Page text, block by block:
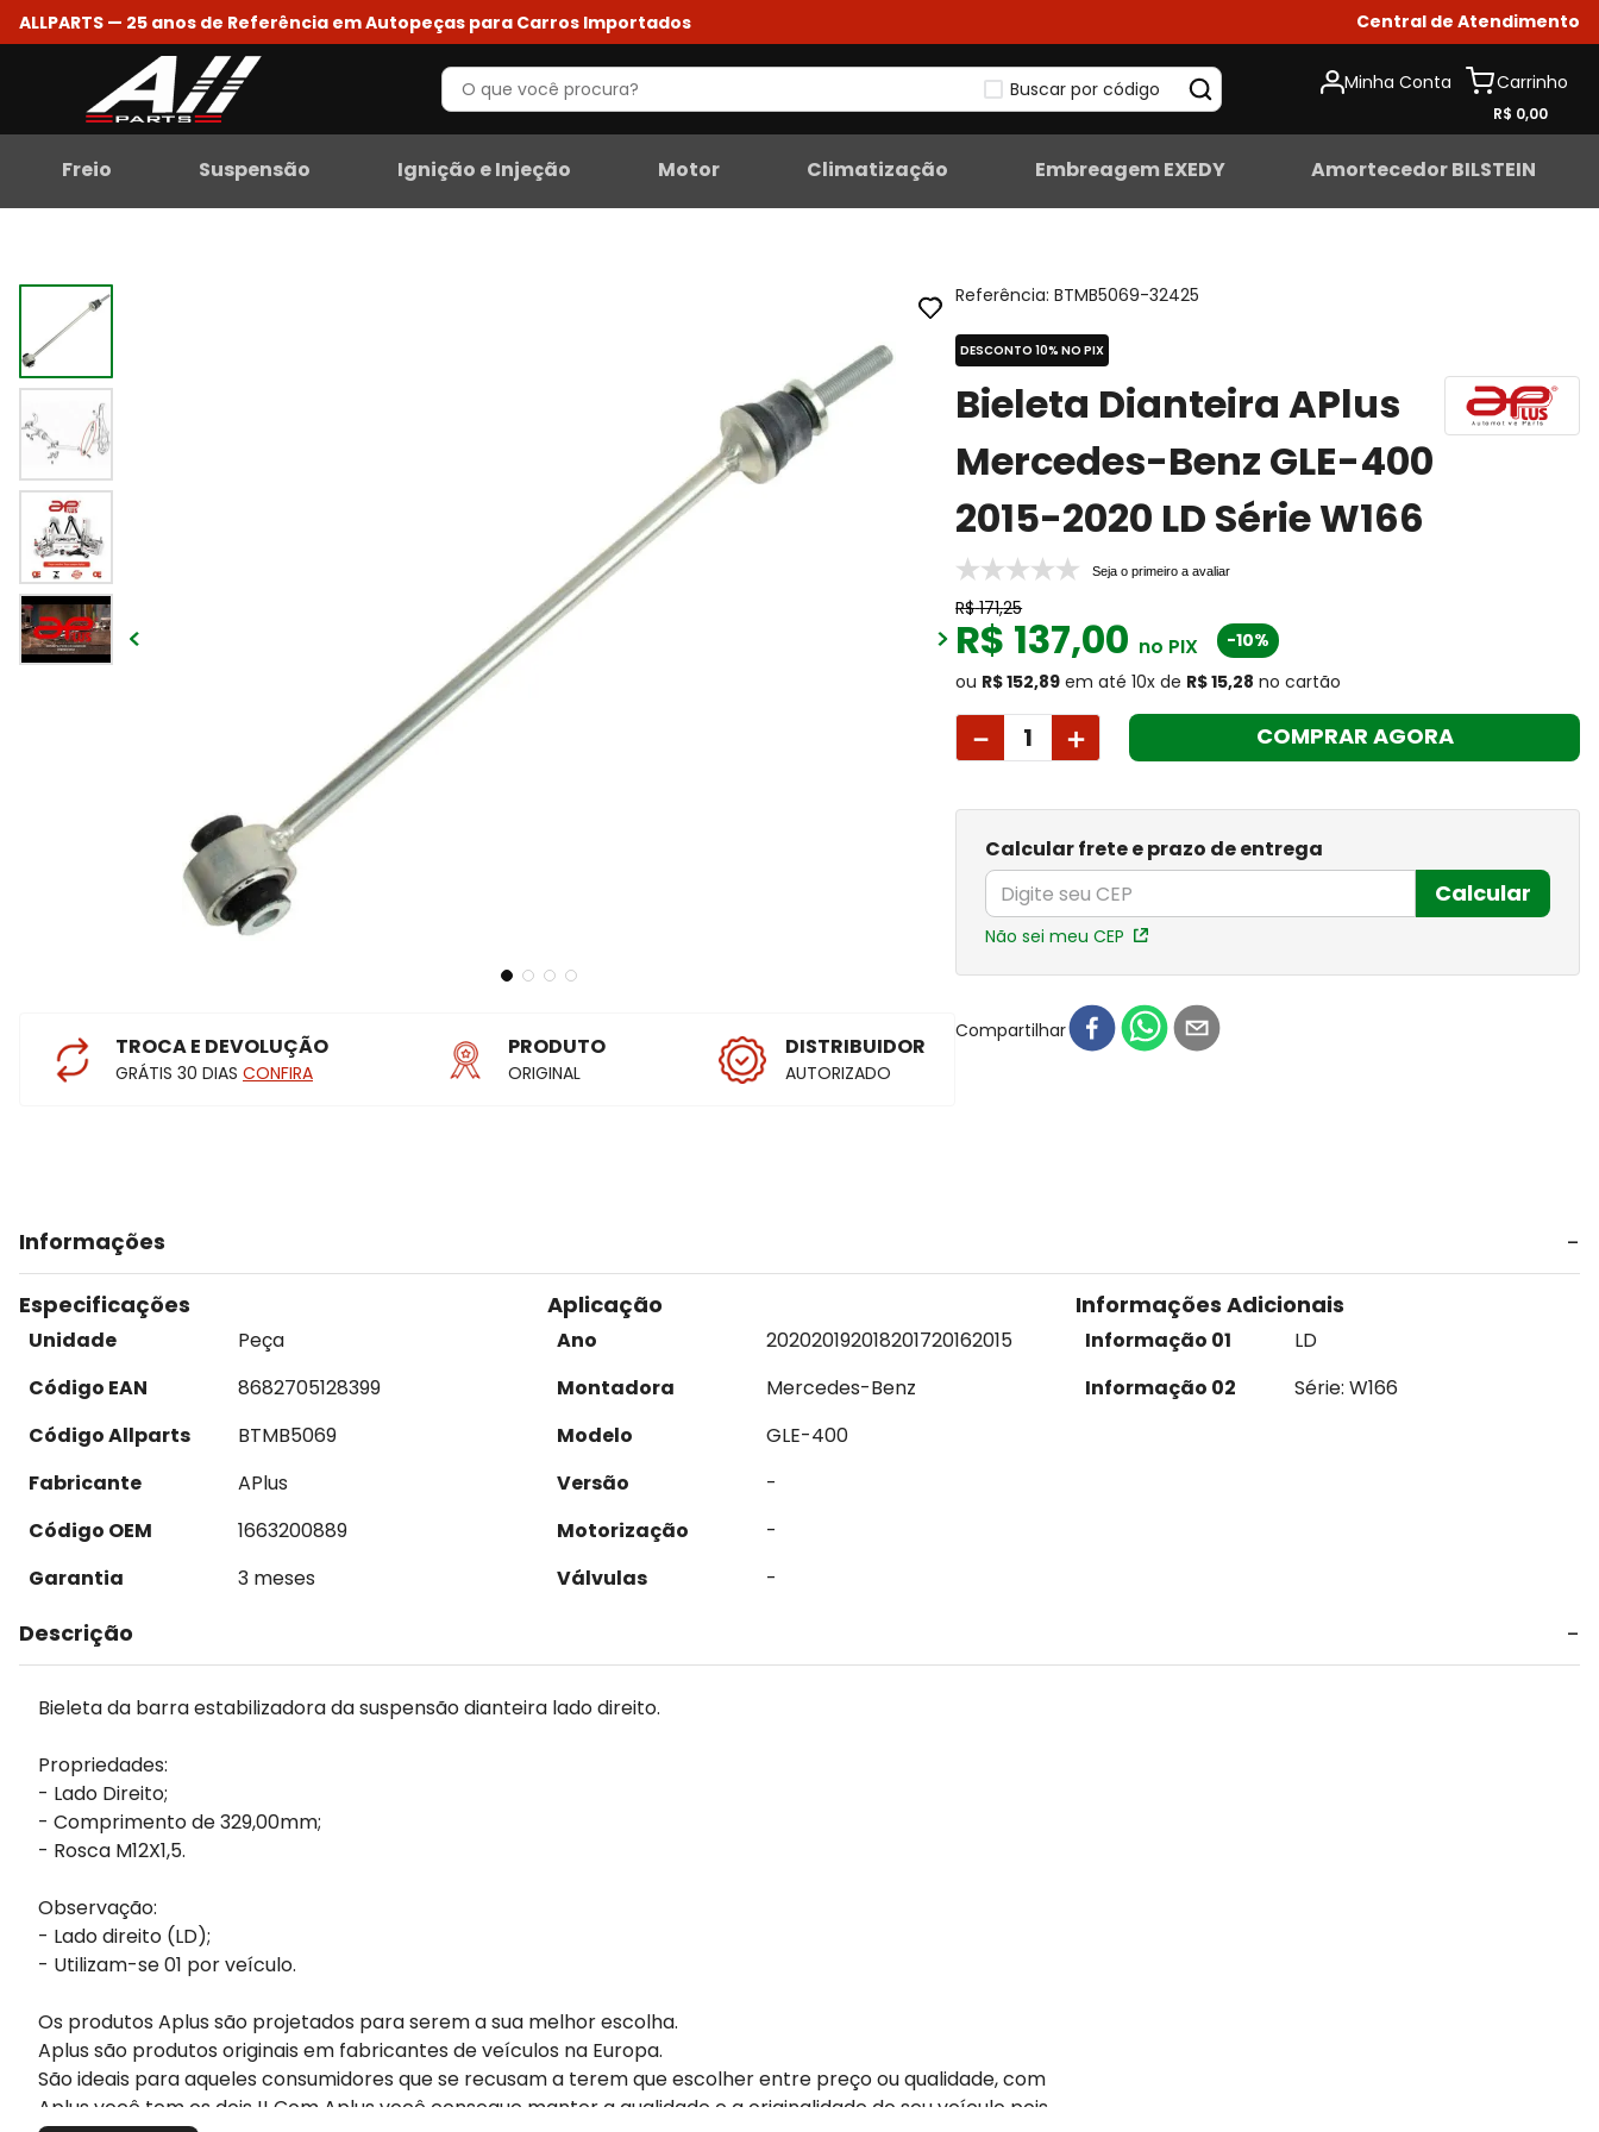
ALLPARTS — 25 anos de Referência em Autopeças para Carros Importados Central de Atendimento
Buscar por código Minha Conta
R$ 0,00
Freio Suspensão Ignição e Injeção Motor Climatização Embreagem EXEDY Amortecedor BILSTEIN
TROCA E DEVOLUÇÃO
GRÁTIS 30 DIAS CONFIRA
PRODUTO
ORIGINAL
DISTRIBUIDOR
AUTORIZADO
Referência:BTMB5069-32425
DESCONTO 10% NO PIX
Bieleta Dianteira APlus
Mercedes-Benz GLE-400
2015-2020 LD Série W166
Seja o primeiro a avaliar
R$ 171,25
R$ 137,00 no PIX
-10%
ou R$ 152,89 em até 10x de R$ 15,28 no cartão
＋
－ COMPRAR AGORA
Calcular frete e prazo de entrega
Calcular
Não sei meu CEP
Compartilhar
Informações
Especificações
Unidade
Peça
Código EAN
8682705128399
Código Allparts
BTMB5069
Fabricante
APlus
Código OEM
1663200889
Garantia
3 meses
Aplicação
Ano 202020192018201720162015
Montadora
Mercedes-Benz
Modelo
GLE-400
Versão
-
Motorização
-
Válvulas
-
Informações Adicionais
Informação 01
LD
Informação 02
Série: W166
Descrição
Bieleta da barra estabilizadora da suspensão dianteira lado direito.
Propriedades:
- Lado Direito;
- Comprimento de 329,00mm;
- Rosca M12X1,5.
Observação:
- Lado direito (LD);
- Utilizam-se 01 por veículo.
Os produtos Aplus são projetados para serem a sua melhor escolha.
Aplus são produtos originais em fabricantes de veículos na Europa.
São ideais para aqueles consumidores que se recusam a terem que escolher entre preço ou qualidade, com
Aplus você tem os dois !! Com Aplus você consegue manter a qualidade e a originalidade do seu veículo pois